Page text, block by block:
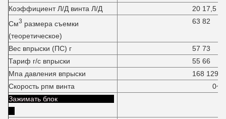
Коэффициент Л/Д винта Л/Д
20 17,5
См3 размера съемки
(теоретическое)
63 82
Вес впрыски (ПС) г
57 73
Тариф г/с впрыски
55 66
Мпа давления впрыски
168 129
Скорость рпм винта
Зажимать блок